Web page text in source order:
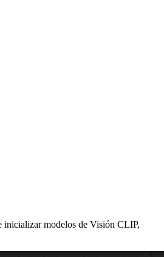
inicializar modelos de Visión CLIP,